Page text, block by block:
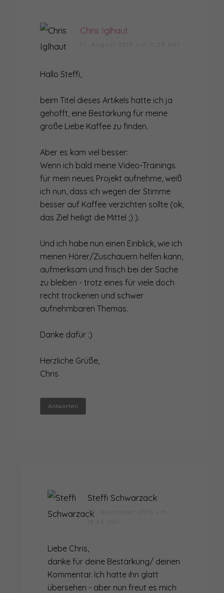
Chris Iglhaut
Hallo Steffi,
beim Titel dieses Artikels hatte ich ja
gehofft, eine Bestärkung für meine
große Liebe Kaffee zu finden.
Aber es kam viel besser:
Wenn ich bald meine Video-Trainings
für mein neues Projekt aufnehme, weiß
ich nun, dass ich wegen der Stimme
besser auf Kaffee verzichten sollte (ok,
das Ziel heiligt die Mittel ;) ).
Und ich habe nun einen Einblick, wie ich
meinen Hörer/Zuschauern helfen kann,
aufmerksam und frisch bei der Sache
zu bleiben - trotz eines für viele doch
recht trockenen und schwer
aufnehmbaren Themas.
Danke dafür :)
Herzliche Grüße,
Chris
Antworten
Steffi Schwarzack
05. November 2016 um
Liebe Chris,
danke für deine Bestärkung/ deinen
Kommentar. Ich hatte ihn glatt
übersehen - aber nun freut es mich